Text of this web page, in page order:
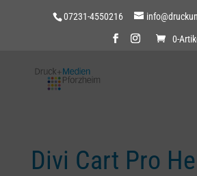
07231-4550216
0-
Divi Cart Pro